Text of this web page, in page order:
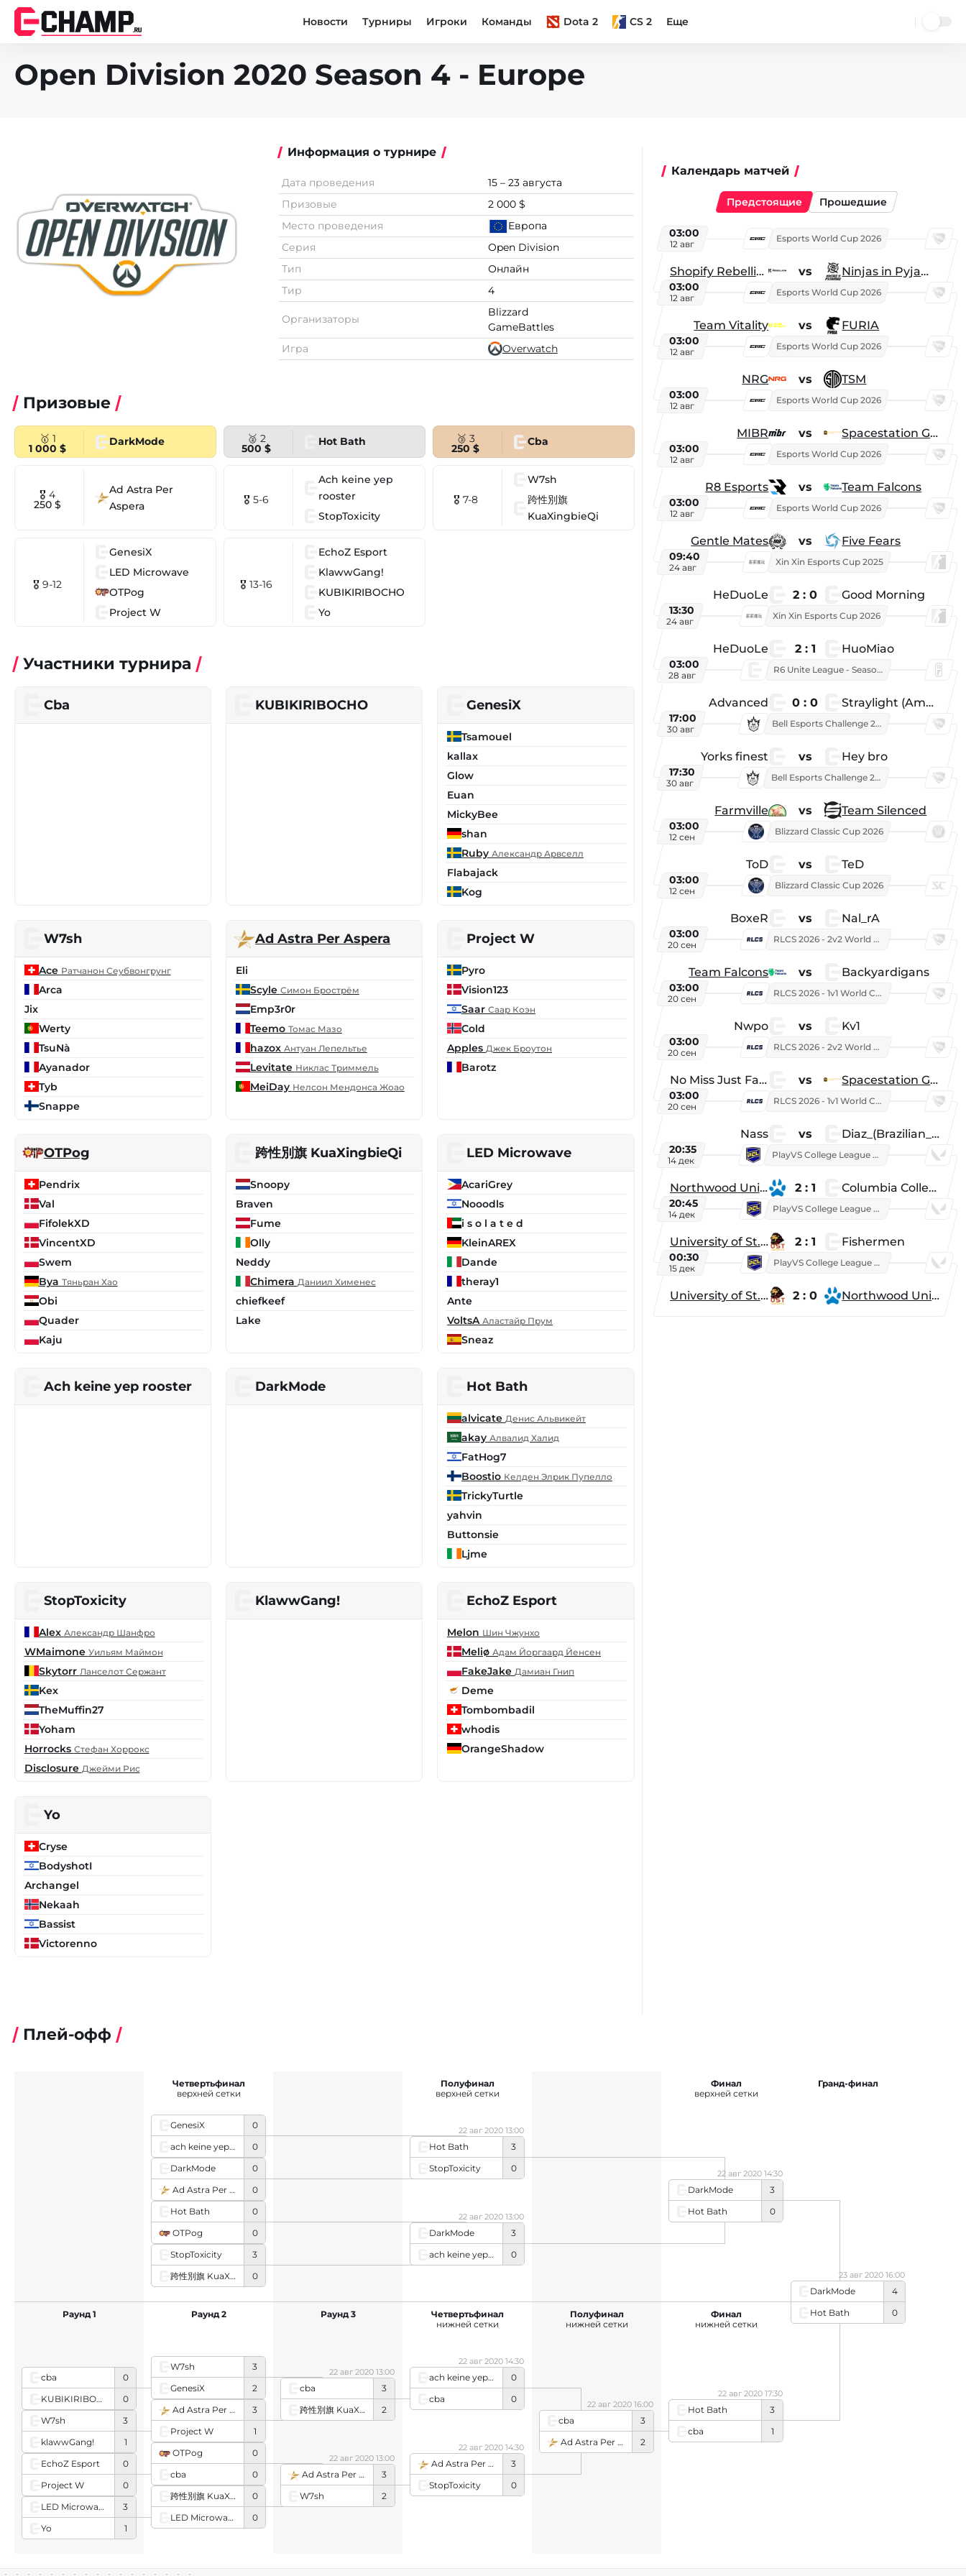
Новости Турниры Игроки Команды Dota 2 CS 2 Еще
Open Division 2020 Season 4 - Europe
Информация о турнире
Дата проведения
15 – 23 августа
Призовые
2 000 $
Место проведения
Европа
Серия
Open Division
Тип
Онлайн
Тир
4
Организаторы
Blizzard
GameBattles
Игра
Overwatch
Призовые
🥇 1
1 000 $
DarkMode 🥈 2
500 $
Hot Bath 🥉 3
250 $
Cba
🎖 4
250 $
Ad Astra Per
Aspera
🎖 5-6
Ach keine yep
rooster
StopToxicity
🎖 7-8
W7sh
跨性別旗
KuaXingbieQi
🎖 9-12
GenesiX
LED Microwave
OTPog
Project W
🎖 13-16
EchoZ Esport
KlawwGang!
KUBIKIRIBOCHO
Yo
Участники турнира
Cba KUBIKIRIBOCHO GenesiX
Tsamouel
kallax
Glow
Euan
MickyBee
shan
Ruby Александр Арвселл
Flabajack
Kog
W7sh
Ace Ратчанон Сеубвонгрунг
Arca
Jix
Werty
TsuNà
Ayanador
Tyb
Snappe
Ad Astra Per Aspera
Eli
Scyle Симон Брострём
Emp3r0r
Teemo Томас Мазо
hazox Антуан Лепельтье
Levitate Никлас Триммель
MeiDay Нелсон Мендонса Жоао
Project W
Pyro
Vision123
Saar Саар Коэн
Cold
Apples Джек Броутон
Barotz
OTPog
Pendrix
Val
FifolekXD
VincentXD
Swem
Bya Тяньран Хао
Obi
Quader
Kaju
跨性別旗 KuaXingbieQi
Snoopy
Braven
Fume
Olly
Neddy
Chimera Даниил Хименес
chiefkeef
Lake
LED Microwave
AcariGrey
Nooodls
i s o l a t e d
KleinAREX
Dande
theray1
Ante
VoltsA Аластайр Прум
Sneaz
Ach keine yep rooster DarkMode Hot Bath
alvicate Денис Альвикейт
akay Алвалид Халид
FatHog7
Boostio Келден Элрик Пупелло
TrickyTurtle
yahvin
Buttonsie
Ljme
StopToxicity
Alex Александр Шанфро
WMaimone Уильям Маймон
Skytorr Ланселот Сержант
Kex
TheMuffin27
Yoham
Horrocks Стефан Хоррокс
Disclosure Джейми Рис
KlawwGang! EchoZ Esport
Melon Шин Чжунхо
Meliø Адам Йоргаард Йенсен
FakeJake Дамиан Гнип
Deme
Tombombadil
whodis
OrangeShadow
Yo
Cryse
BodyshotI
Archangel
Nekaah
Bassist
Victorenno
Календарь матчей
Предстоящие Прошедшие
03:00
12 авг
Esports World Cup 2026
Shopify Rebellion vs Ninjas in Pyjamas
03:00
12 авг
Esports World Cup 2026
Team Vitality vs FURIA
03:00
12 авг
Esports World Cup 2026
NRG vs TSM
03:00
12 авг
Esports World Cup 2026
MIBR vs Spacestation Gaming
03:00
12 авг
Esports World Cup 2026
R8 Esports vs Team Falcons
03:00
12 авг
Esports World Cup 2026
Gentle Mates vs Five Fears
09:40
24 авг
Xin Xin Esports Cup 2025
HeDuoLe 2 : 0 Good Morning
13:30
24 авг
Xin Xin Esports Cup 2026
HeDuoLe 2 : 1 HuoMiao
03:00
28 авг
R6 Unite League - Season 1
Advanced 0 : 0 Straylight (American team)
17:00
30 авг
Bell Esports Challenge 2026
Yorks finest vs Hey bro
17:30
30 авг
Bell Esports Challenge 2026
Farmville vs Team Silenced
03:00
12 сен
Blizzard Classic Cup 2026
ToD vs TeD
03:00
12 сен
Blizzard Classic Cup 2026
BoxeR vs Nal_rA
03:00
20 сен
RLCS 2026 - 2v2 World Championship
Team Falcons vs Backyardigans
03:00
20 сен
RLCS 2026 - 1v1 World Championship
Nwpo vs Kv1
03:00
20 сен
RLCS 2026 - 2v2 World Championship
No Miss Just Fake vs Spacestation Gaming
03:00
20 сен
RLCS 2026 - 1v1 World Championship
Nass vs Diaz_(Brazilian_Player)
20:35
14 дек
PlayVS College League 2025: Fall
Northwood University 2 : 1 Columbia College
20:45
14 дек
PlayVS College League 2025: Fall
University of St. Thomas 2 : 1 Fishermen
00:30
15 дек
PlayVS College League 2025: Fall
University of St. Thomas 2 : 0 Northwood University
Плей-офф
GenesiX
0
ach keine yep rooster
0
DarkMode
0
Ad Astra Per Aspera
0
Hot Bath
0
OTPog
0
StopToxicity
3
跨性別旗 KuaXingbieQi
0
Четвертьфинал
верхней сетки
Hot Bath
3
StopToxicity
0
22 авг 2020 13:00
DarkMode
3
ach keine yep rooster
0
22 авг 2020 13:00
Полуфинал
верхней сетки
DarkMode
3
Hot Bath
0
22 авг 2020 14:30
Финал
верхней сетки
cba
0
KUBIKIRIBOCHO
0
W7sh
3
klawwGang!
1
EchoZ Esport
0
Project W
0
LED Microwave
3
Yo
1
Раунд 1
W7sh
3
GenesiX
2
Ad Astra Per Aspera
3
Project W
1
OTPog
0
cba
0
跨性別旗 KuaXingbieQi
0
LED Microwave
0
Раунд 2
cba
3
跨性別旗 KuaXingbieQi
2
22 авг 2020 13:00
Ad Astra Per Aspera
3
W7sh
2
22 авг 2020 13:00
Раунд 3
ach keine yep rooster
0
cba
0
22 авг 2020 14:30
Ad Astra Per Aspera
3
StopToxicity
0
22 авг 2020 14:30
Четвертьфинал
нижней сетки
cba
3
Ad Astra Per Aspera
2
22 авг 2020 16:00
Полуфинал
нижней сетки
Hot Bath
3
cba
1
22 авг 2020 17:30
Финал
нижней сетки
DarkMode
4
Hot Bath
0
23 авг 2020 16:00
Гранд-финал